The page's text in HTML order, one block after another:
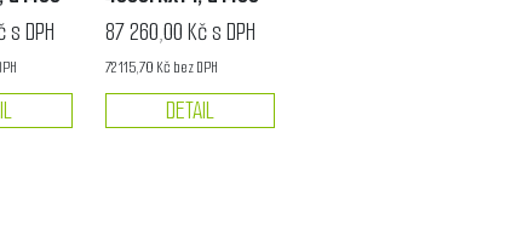
DPH 87 260,00 Kč s DPH
72 115,70 Kč bez DPH
DETAIL